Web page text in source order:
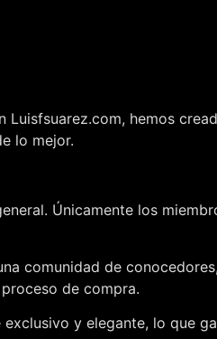
hemos
lo mejor.
Únicamente los
comunidad de
de compra.
y elegante, lo que